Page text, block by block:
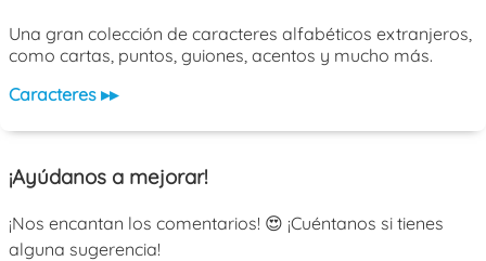
Una gran colección de caracteres alfabéticos extranjeros,
como cartas, puntos, guiones, acentos y mucho más.
Caracteres ▸▸
¡Ayúdanos a mejorar!
¡Nos encantan los comentarios! 😍 ¡Cuéntanos si tienes
alguna sugerencia!